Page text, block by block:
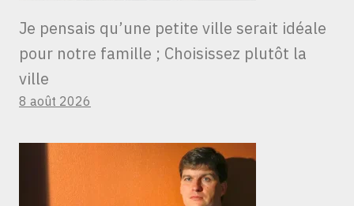
Je pensais qu’une petite ville serait idéale
pour notre famille ; Choisissez plutôt la
ville
8 août 2026